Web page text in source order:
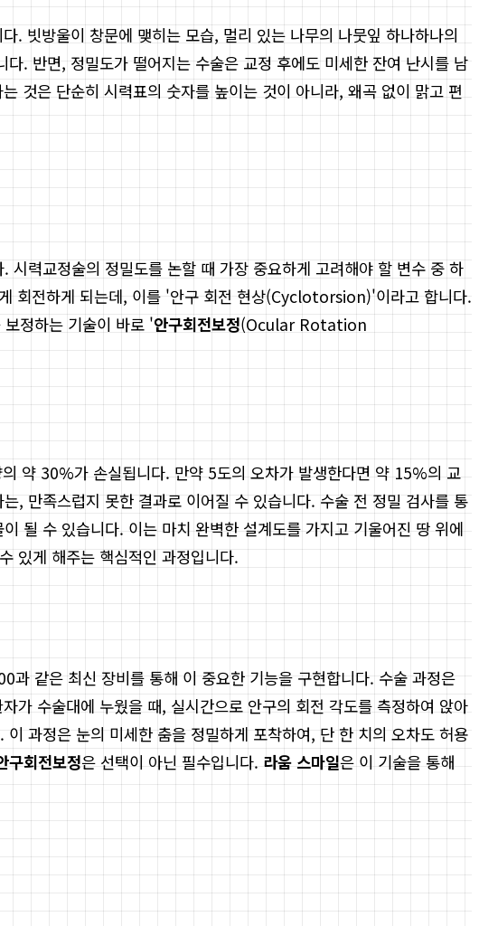
. 빗방울이 창문에 맺히는 모습, 멀리 있는 나무의 나뭇잎 하나하나의
. 반면, 정밀도가 떨어지는 수술은 교정 후에도 미세한 잔여 난시를 남
것은 단순히 시력표의 숫자를 높이는 것이 아니라, 왜곡 없이 맑고 편
력교정술의 정밀도를 논할 때 가장 중요하게 고려해야 할 변수 중 하
회전하게 되는데, 이를 '안구 회전 현상(Cyclotorsion)'이라고 합니다.
정하는 기술이 바로 '안구회전보정(Ocular Rotation
약 30%가 손실됩니다. 만약 5도의 오차가 발생한다면 약 15%의 교
, 만족스럽지 못한 결과로 이어질 수 있습니다. 수술 전 정밀 검사를 통
될 수 있습니다. 이는 마치 완벽한 설계도를 가지고 기울어진 땅 위에
있게 해주는 핵심적인 과정입니다.
과 같은 최신 장비를 통해 이 중요한 기능을 구현합니다. 수술 과정은
가 수술대에 누웠을 때, 실시간으로 안구의 회전 각도를 측정하여 앉아
과정은 눈의 미세한 춤을 정밀하게 포착하여, 단 한 치의 오차도 허용
구회전보정은 선택이 아닌 필수입니다. 라움 스마일은 이 기술을 통해